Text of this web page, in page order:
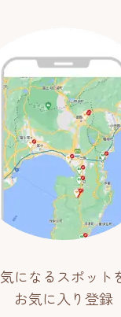
気になるスポット
お気に入り登録